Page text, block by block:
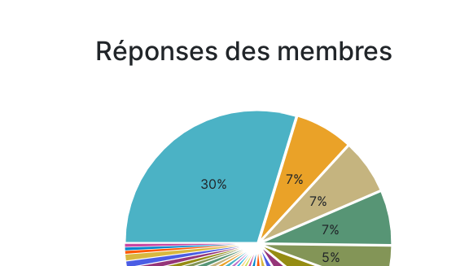
Réponses des membres
30%
7%
7%
7%
5%